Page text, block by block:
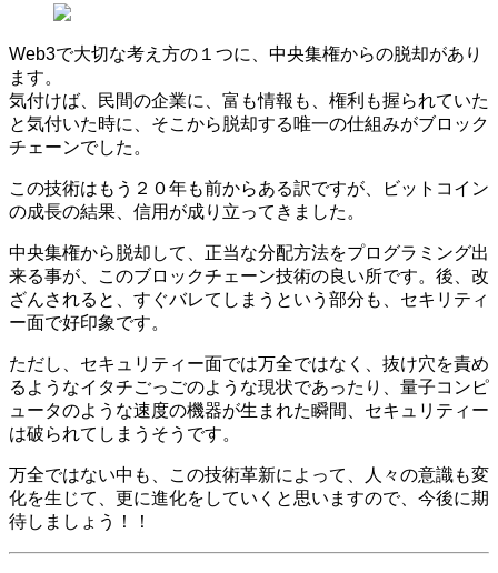
Web3で大切な考え方の１つに、中央集権からの脱却があり
ます。
気付けば、民間の企業に、富も情報も、権利も握られていた
と気付いた時に、そこから脱却する唯一の仕組みがブロック
チェーンでした。
この技術はもう２０年も前からある訳ですが、ビットコイン
の成長の結果、信用が成り立ってきました。
中央集権から脱却して、正当な分配方法をプログラミング出
来る事が、このブロックチェーン技術の良い所です。後、改
ざんされると、すぐバレてしまうという部分も、セキリティ
ー面で好印象です。
ただし、セキュリティー面では万全ではなく、抜け穴を責め
るようなイタチごっごのような現状であったり、量子コンピ
ュータのような速度の機器が生まれた瞬間、セキュリティー
は破られてしまうそうです。
万全ではない中も、この技術革新によって、人々の意識も変
化を生じて、更に進化をしていくと思いますので、今後に期
待しましょう！！